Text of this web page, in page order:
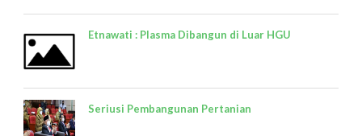
Etnawati : Plasma Dibangun di Luar HGU
Seriusi Pembangunan Pertanian